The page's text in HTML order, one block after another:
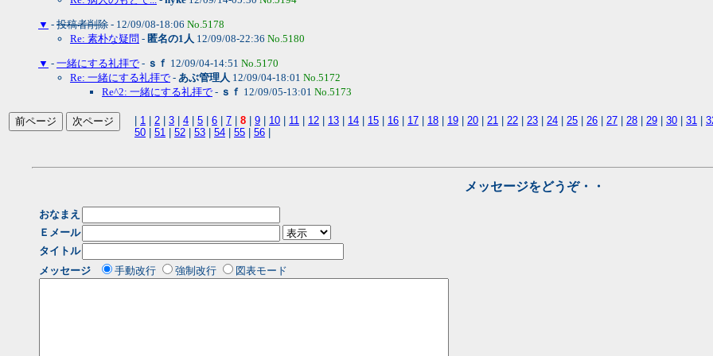
▼ - 投稿者削除 - 12/09/08-18:06 No.5178
Re: 素朴な疑問 - 匿名の1人 12/09/08-22:36 No.5180
▼ - 一緒にする礼拝で - ｓｆ 12/09/04-14:51 No.5170
Re: 一緒にする礼拝で - あぶ管理人 12/09/04-18:01 No.5172
Re^2: 一緒にする礼拝で - ｓｆ 12/09/05-13:01 No.5173
1 2 3 4 5 6 7 8 9 10 11 12 13 14 15 16 17 18 19 20 21 22 23 24 25 26 27 28 29 30 31
50
51 52 53 54 55 56
メッセージをどうぞ・・
おなまえ
Ｅメール
タイトル
メッセージ
手動改行 強制改行 図表モード